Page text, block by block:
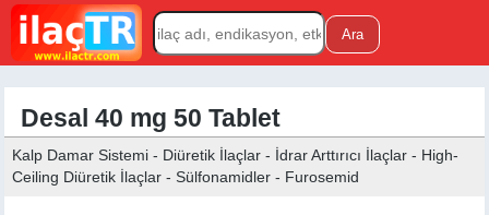
Desal 40 mg 50 Tablet
Kalp Damar Sistemi - Diüretik İlaçlar - İdrar Arttırıcı İlaçlar - High-
Ceiling Diüretik İlaçlar - Sülfonamidler - Furosemid